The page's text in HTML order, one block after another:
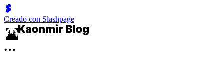
Creado con Slashpage